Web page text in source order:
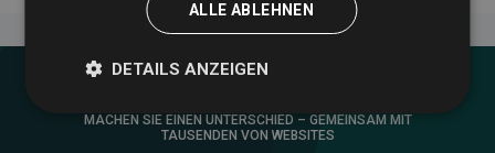
MACHEN SIE EINEN UNTERSCHIED – GEMEINSAM MIT
TAUSENDEN VON WEBSITES
ALLE ABLEHNEN
DETAILS ANZEIGEN